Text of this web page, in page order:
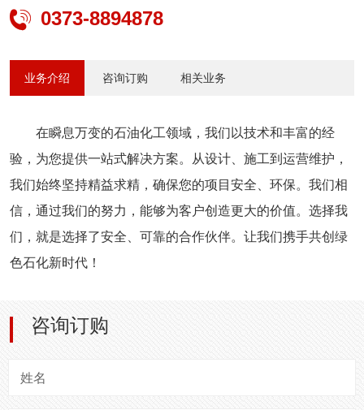
 0373-8894878
业务介绍 咨询订购 相关业务
在瞬息万变的石油化工领域，我们以技术和丰富的经
验，为您提供一站式解决方案。从设计、施工到运营维护，
我们始终坚持精益求精，确保您的项目安全、环保。我们相
信，通过我们的努力，能够为客户创造更大的价值。选择我
们，就是选择了安全、可靠的合作伙伴。让我们携手共创绿
色石化新时代！
咨询订购
姓名